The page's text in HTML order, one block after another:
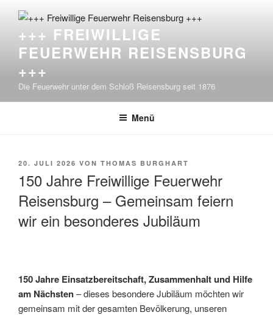
Inhalt
springen+++ FREIWILLIGE
FEUERWEHR REISENSBURG
+++
Die Feuerwehr unter dem Schloß Reisensburg seit 1876
Menü
VERÖFFENTLICHT
20. JULI 2026 VON THOMAS BURGHART
150 Jahre Freiwillige Feuerwehr
Reisensburg – Gemeinsam feiern
wir ein besonderes Jubiläum
150 Jahre Einsatzbereitschaft, Zusammenhalt und Hilfe
am Nächsten– dieses besondere Jubiläum möchten wir
gemeinsam mit der gesamten Bevölkerung, unseren